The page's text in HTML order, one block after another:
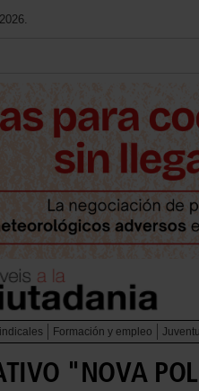
Formación y empleo
"NOVA